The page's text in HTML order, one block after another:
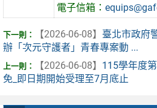
電子信箱：
【2026-06-08】 臺北市政府
辦「次元守護者」青春專案動 ...
【2026-06-08】 115學年度
免_即日期開始受理至7月底止